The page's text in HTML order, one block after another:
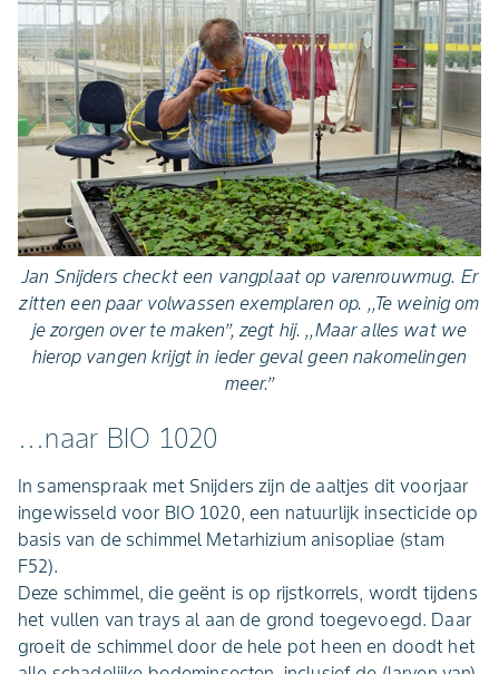
Jan Snijders checkt een vangplaat op varenrouwmug. Er
zitten een paar volwassen exemplaren op. ,,Te weinig om
je zorgen over te maken’’, zegt hij. ,,Maar alles wat we
hierop vangen krijgt in ieder geval geen nakomelingen
meer.’’
…naar BIO 1020
In samenspraak met Snijders zijn de aaltjes dit voorjaar
ingewisseld voor BIO 1020, een natuurlijk insecticide op
basis van de schimmel Metarhizium anisopliae (stam
F52).
Deze schimmel, die geënt is op rijstkorrels, wordt tijdens
het vullen van trays al aan de grond toegevoegd. Daar
groeit de schimmel door de hele pot heen en doodt het